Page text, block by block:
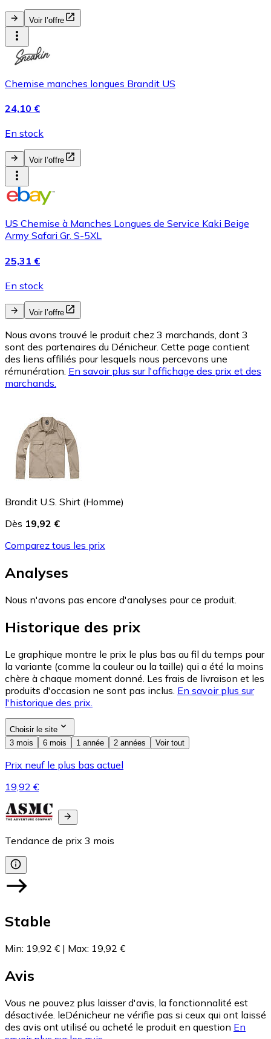
Voir l’offre
Chemise manches longues Brandit US
24,10 €
En stock
Voir l’offre
US Chemise à Manches Longues de Service Kaki Beige
Army Safari Gr. S-5XL
25,31 €
En stock
Voir l’offre
Nous avons trouvé le produit chez 3 marchands, dont 3
sont des partenaires du Dénicheur. Cette page contient
des liens affiliés pour lesquels nous percevons une
rémunération. En savoir plus sur l'affichage des prix et des
marchands.
Brandit U.S. Shirt (Homme)
Dès 19,92 €
Comparez tous les prix
Analyses
Nous n'avons pas encore d'analyses pour ce produit.
Historique des prix
Le graphique montre le prix le plus bas au fil du temps pour
la variante (comme la couleur ou la taille) qui a été la moins
chère à chaque moment donné. Les frais de livraison et les
produits d'occasion ne sont pas inclus. En savoir plus sur
l'historique des prix.
Choisir le site
3 mois
6 mois 1 année 2 années Voir tout
Prix neuf le plus bas actuel
19,92 €
Tendance de prix 3 mois
Stable
Min: 19,92 € | Max: 19,92 €
Avis
Vous ne pouvez plus laisser d'avis, la fonctionnalité est
désactivée. leDénicheur ne vérifie pas si ceux qui ont laissé
des avis ont utilisé ou acheté le produit en question En